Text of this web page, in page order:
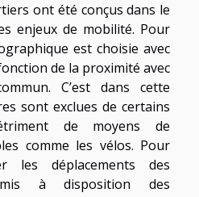
ont été conçus dans le
enjeux de mobilité. Pour
est choisie avec
de la proximité avec
C’est dans cette
sont exclues de certains
de moyens de
comme les vélos. Pour
les déplacements des
à disposition des